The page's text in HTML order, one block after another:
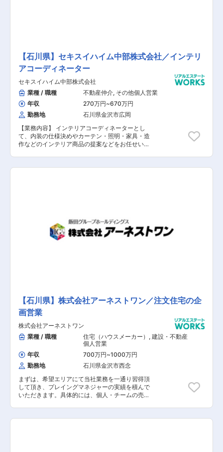
【石川県】セキスイハイム中部株式会社／インテリ
アコーディネーター
セキスイハイム中部株式会社
業種 / 職種
不動産仲介, その他個人営業
年収
270万円~670万円
勤務地
石川県金沢市広岡
【業務内容】 インテリアコーディネーターとし
て、内装の仕様決めやカーテン・照明・家具・造
作などのインテリア商品の提案などをお任せいた
ユーホーム」の2大ブランドを、愛知・岐阜・三
込んでおります！ 【具体的には】 ■各展示場・
ショールームでのお客様打ち合わせ ■見積作成・
見積依頼 ■発注作業・現場確認 など 照明やカー
種福利厚生制度も充実しておりスケジュール管理
もしやすいので、ワークライフバランスを整えた
働き方ができます！
【石川県】株式会社アーネストワン／注文住宅の企
画営業
株式会社アーネストワン
業種 / 職種
住宅（ハウスメーカー） , 建設・不動産
個人営業
年収
700万円~1000万円
勤務地
石川県金沢市西念
まずは、希望エリアにて当社業務を一通り習得頂
して頂き、プレイングマネジャーの実績を積んで
いただきます。具体的には、個人・チームの売
改善や社員教育を実施。 注文住宅事業を現在の3